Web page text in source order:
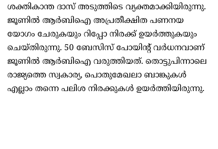
ശക്തികാന്ത ദാസ് അടുത്തിടെ വ്യക്തമാക്കിയിരുന്നു.
ജൂണിൽ ആർബിഐ അപ്രതീക്ഷിത പണനയ
യോഗം ചേരുകയും റിപ്പോ നിരക്ക് ഉയർത്തുകയും
ചെയ്തിരുന്നു. 50 ബേസിസ് പോയിന്റ് വർധനവാണ്
ജൂണിൽ ആർബിഐ വരുത്തിയത്. തൊട്ടുപിന്നാലെ
രാജ്യത്തെ സ്വകാര്യ, പൊതുമേഖലാ ബാങ്കുകൾ
എല്ലാം തന്നെ പലിശ നിരക്കുകൾ ഉയർത്തിയിരുന്നു.